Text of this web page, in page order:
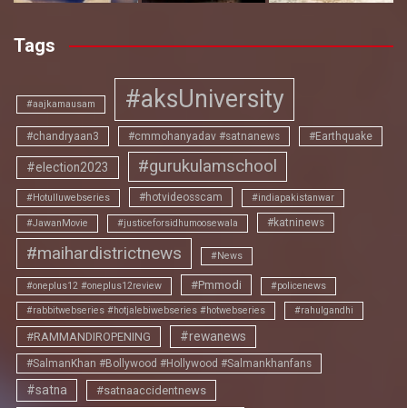
Tags
#aajkamausam #aksUniversity
#chandryaan3 #cmmohanyadav #satnanews #Earthquake
#election2023 #gurukulamschool
#Hotulluwebseries #hotvideosscam #indiapakistanwar
#JawanMovie #justiceforsidhumoosewala #katninews
#maihardistrictnews #News
#oneplus12 #oneplus12review #Pmmodi #policenews
#rabbitwebseries #hotjalebiwebseries #hotwebseries #rahulgandhi
#RAMMANDIROPENING #rewanews
#SalmanKhan #Bollywood #Hollywood #Salmankhanfans
#satna #satnaaccidentnews